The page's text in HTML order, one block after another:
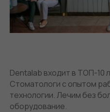
Dentalab входит в ТОП-10
Стоматологи с опытом
технологии. Лечим без
оборудование.